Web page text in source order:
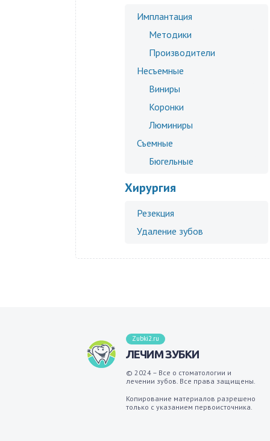
Имплантация
Методики
Производители
Несъемные
Виниры
Коронки
Люминиры
Съемные
Бюгельные
Хирургия
Резекция
Удаление зубов
Zubki2.ru
ЛЕЧИМ ЗУБКИ
© 2024 – Все о стоматологии и
лечении зубов. Все права защищены.
Копирование материалов разрешено
только с указанием первоисточника.